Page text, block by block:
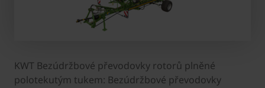
KWT Bezúdržbové převodovky rotorů plněné
polotekutým tukem: Bezúdržbové převodovky